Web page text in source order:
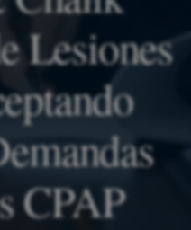
Lesiones
CPAP